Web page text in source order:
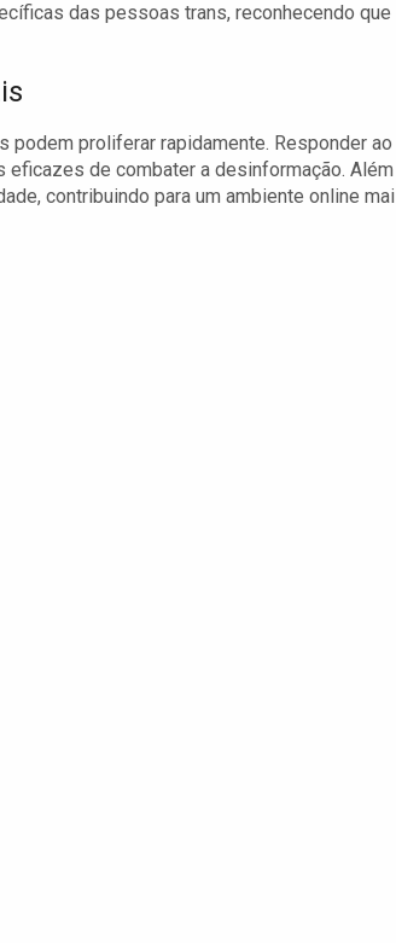
das pessoas trans, reconhecendo que
proliferar rapidamente. Responder ao
de combater a desinformação. Além
contribuindo para um ambiente online